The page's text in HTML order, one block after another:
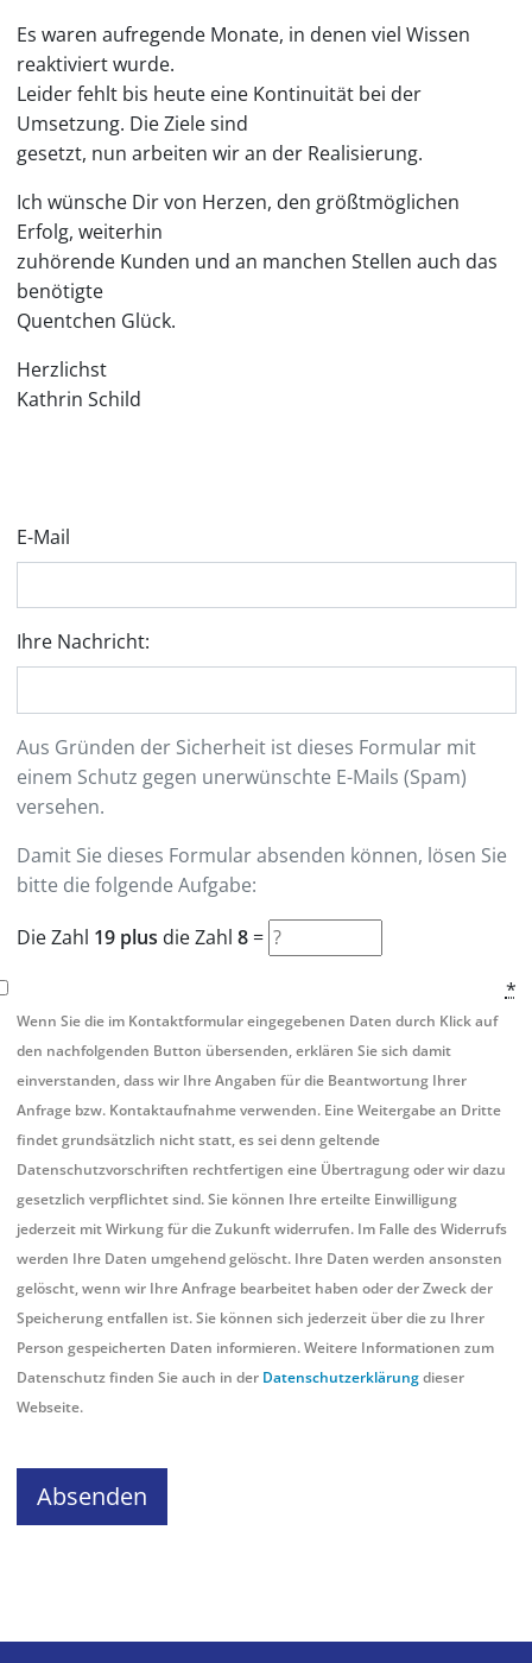
Es waren aufregende Monate, in denen viel Wissen
reaktiviert wurde.
Leider fehlt bis heute eine Kontinuität bei der
Umsetzung. Die Ziele sind
gesetzt, nun arbeiten wir an der Realisierung.
Ich wünsche Dir von Herzen, den größtmöglichen
Erfolg, weiterhin
zuhörende Kunden und an manchen Stellen auch das
benötigte
Quentchen Glück.
Herzlichst
Kathrin Schild
E-Mail
Ihre Nachricht:
Aus Gründen der Sicherheit ist dieses Formular mit
einem Schutz gegen unerwünschte E-Mails (Spam)
versehen.
Damit Sie dieses Formular absenden können, lösen Sie
bitte die folgende Aufgabe:
Die Zahl 19 plus die Zahl 8=
*
Wenn Sie die im Kontaktformular eingegebenen Daten durch Klick auf
den nachfolgenden Button übersenden, erklären Sie sich damit
einverstanden, dass wir Ihre Angaben für die Beantwortung Ihrer
Anfrage bzw. Kontaktaufnahme verwenden. Eine Weitergabe an Dritte
findet grundsätzlich nicht statt, es sei denn geltende
Datenschutzvorschriften rechtfertigen eine Übertragung oder wir dazu
gesetzlich verpflichtet sind. Sie können Ihre erteilte Einwilligung
jederzeit mit Wirkung für die Zukunft widerrufen. Im Falle des Widerrufs
werden Ihre Daten umgehend gelöscht. Ihre Daten werden ansonsten
gelöscht, wenn wir Ihre Anfrage bearbeitet haben oder der Zweck der
Speicherung entfallen ist. Sie können sich jederzeit über die zu Ihrer
Person gespeicherten Daten informieren. Weitere Informationen zum
Datenschutz finden Sie auch in der Datenschutzerklärungdieser
Webseite.
Absenden